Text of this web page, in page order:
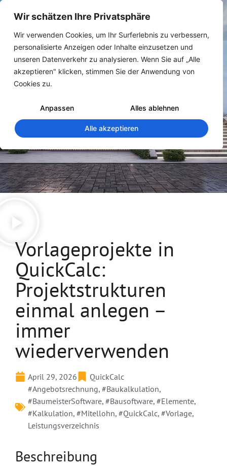
Wir schätzen Ihre Privatsphäre
Wir verwenden Cookies, um Ihr Surferlebnis zu verbessern,
personalisierte Anzeigen oder Inhalte einzusetzen und
unseren Datenverkehr zu analysieren. Wenn Sie auf „Alle
akzeptieren" klicken, stimmen Sie der Anwendung von
Cookies zu.
Anpassen Alles ablehnen
Alle akzeptieren
Vorlageprojekte in
QuickCalc:
Projektstrukturen
einmal anlegen –
immer
wiederverwenden
April 29, 2026
QuickCalc
#Angebotsrechnung, #Baukalkulation,
#BaumeisterSoftware, #Bausoftware, #Elemente,
#Kalkulation, #Mitellohn, #QuickCalc, #Vorlage,
Leistungsverzeichnis
Beschreibung